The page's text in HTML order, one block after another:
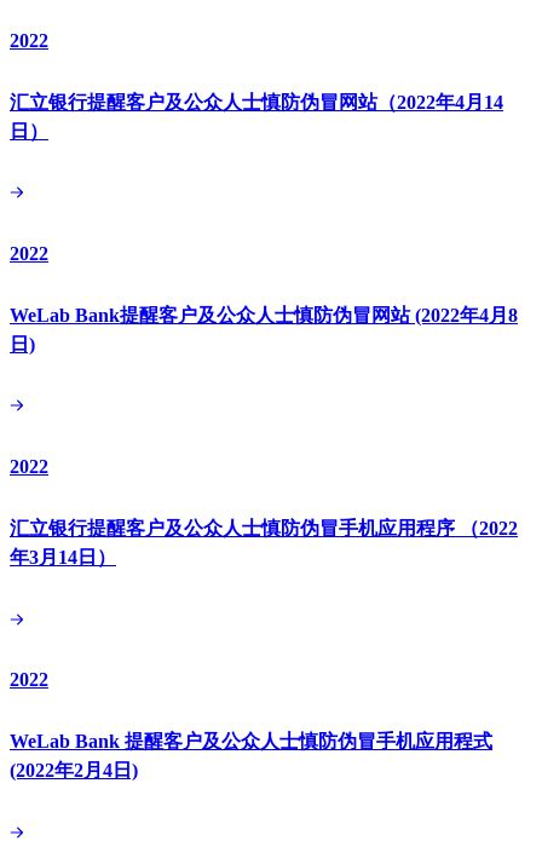
2022
汇立银行提醒客户及公众人士慎防伪冒网站（2022年4月14
日）
2022
WeLab Bank提醒客户及公众人士慎防伪冒网站 (2022年4月8
日)
2022
汇立银行提醒客户及公众人士慎防伪冒手机应用程序 （2022
年3月14日）
2022
WeLab Bank 提醒客户及公众人士慎防伪冒手机应用程式
(2022年2月4日)